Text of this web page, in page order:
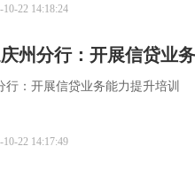
10-22 14:18:24
州分行：开展信贷业
行：开展信贷业务能力提升培训
10-22 14:17:49